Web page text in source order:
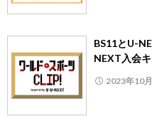
BS11とU-
NEXT入会
2023年10